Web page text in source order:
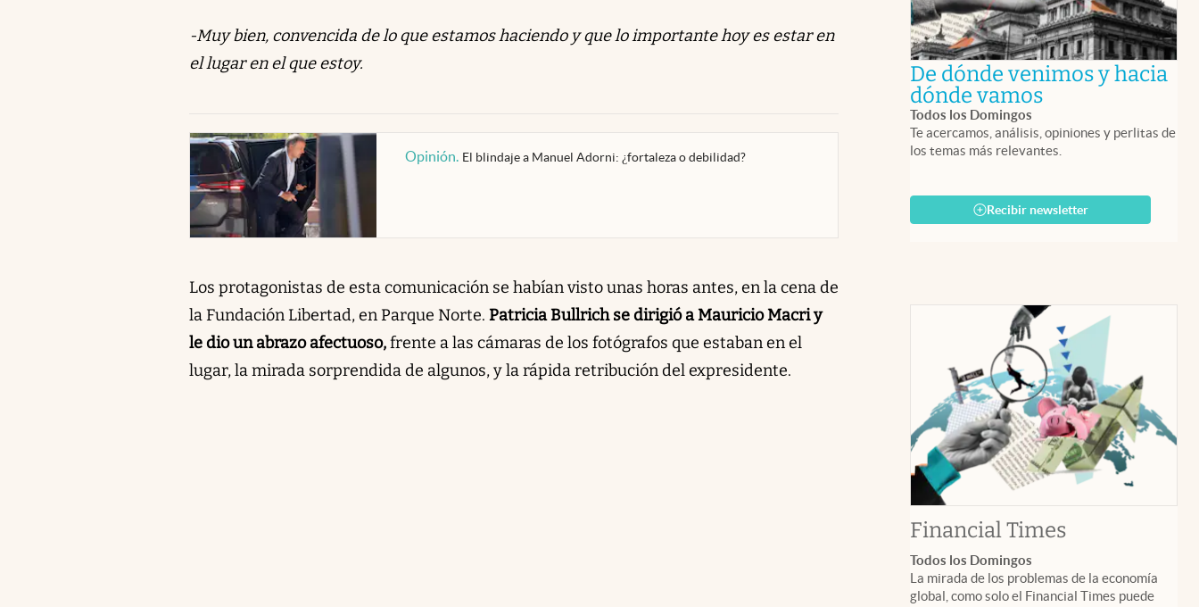
-Muy bien, convencida de lo que estamos haciendo y que lo importante hoy es estar en
el lugar en el que estoy.
Opinión. El blindaje a Manuel Adorni: ¿fortaleza o debilidad?
abre en nueva pestaña
Los protagonistas de esta comunicación se habían visto unas horas antes, en la cena de
la Fundación Libertad, en Parque Norte. Patricia Bullrich se dirigió a Mauricio Macri y
le dio un abrazo afectuoso,frente a las cámaras de los fotógrafos que estaban en el
lugar, la mirada sorprendida de algunos, y la rápida retribución del expresidente.
De dónde venimos y hacia
dónde vamosabre en nueva
Todos los Domingos
Te acercamos, análisis, opiniones y perlitas de
los temas más relevantes.
Recibir newsletter
Financial Timesabre en
Todos los Domingos
La mirada de los problemas de la economía
global, como solo el Financial Times puede